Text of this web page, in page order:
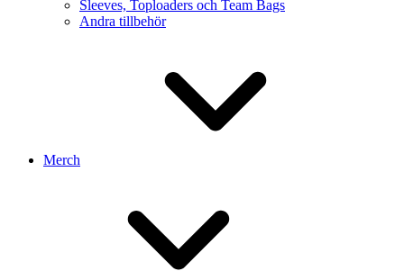
Sleeves, Toploaders och Team Bags
Andra tillbehör
Merch